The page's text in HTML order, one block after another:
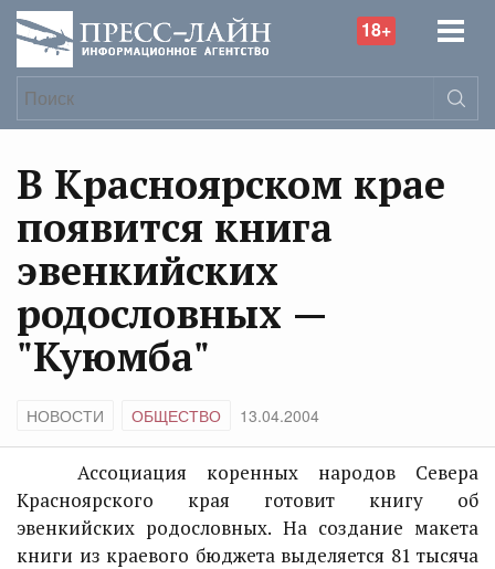
18+
В Красноярском крае
появится книга
эвенкийских
родословных —
"Куюмба"
НОВОСТИ ОБЩЕСТВО 13.04.2004
Ассоциация коренных народов Севера
Красноярского края готовит книгу об
эвенкийских родословных. На создание макета
книги из краевого бюджета выделяется 81 тысяча